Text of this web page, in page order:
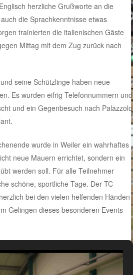
herzliche Grußworte an die
die Sprachkenntnisse etwas
trainierten die italienischen Gäste
Mittag mit dem Zug zurück nach
seine Schützlinge haben neue
Es wurden eifrig Telefonnummern und
und ein Gegenbesuch nach Palazzolo
wurde in Weiler ein wahrhaftes
neue Mauern errichtet, sondern ein
werden soll. Für alle Teilnehmer
schöne, sportliche Tage. Der TC
bei den vielen helfenden Händen
Gelingen dieses besonderen Events